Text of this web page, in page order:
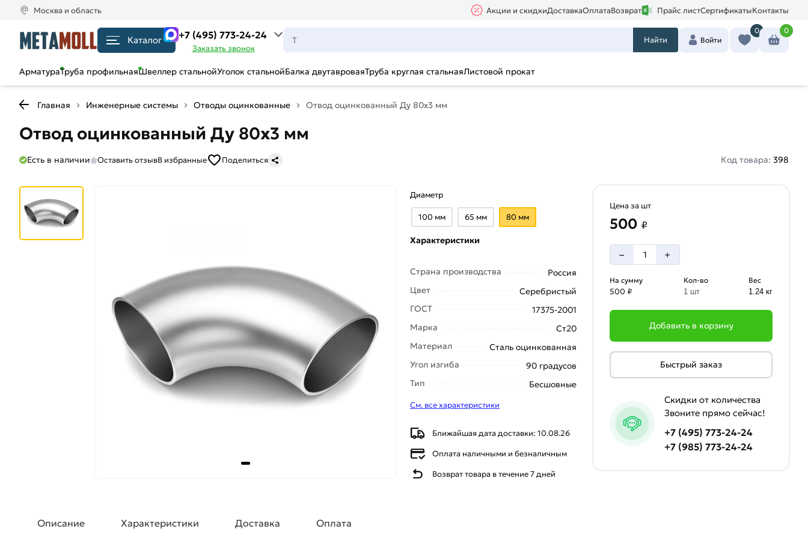
Москва и область Акции и скидкиДоставкаОплатаВозврат Прайс листСертификатыКонтакты
Каталог +7 (495) 773-24-24
Заказать звонок
Найти Войти
0 0
АрматураТруба профильнаяШвеллер стальнойУголок стальнойБалка двутавроваяТруба круглая стальнаяЛистовой прокат
Главная Инженерные системы Отводы оцинкованные Отвод оцинкованный Ду 80х3 мм
Отвод оцинкованный Ду 80х3 мм
Есть в наличии Оставить отзывВ избранные Поделиться Код товара: 398
Диаметр
100 мм 65 мм 80 мм
Характеристики
Страна производства
Россия
Цвет
Серебристый
ГОСТ
17375-2001
Марка
Ст20
Материал
Сталь оцинкованная
Угол изгиба
90 градусов
Тип
Бесшовные
См. все характеристики
Ближайшая дата доставки: 10.08.26
Оплата наличными и безналичным
Возврат товара в течение 7 дней
Цена за шт
500 ₽
– +
На сумму
500 ₽
Кол-во
1 шт
Вес
1.24 кг
Добавить в корзину
Быстрый заказ
Скидки от количества
Звоните прямо сейчас!
+7 (495) 773-24-24
+7 (985) 773-24-24
Описание Характеристики Доставка
Оплата